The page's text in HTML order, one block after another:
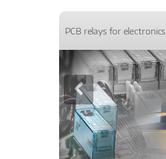
PCB relays for electronics